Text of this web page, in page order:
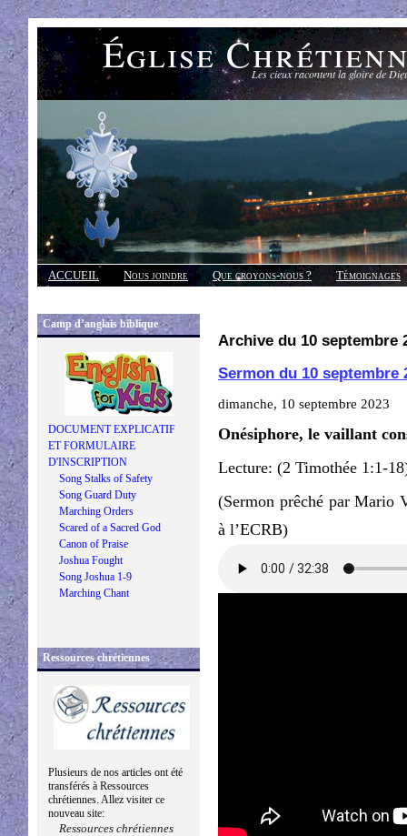
Église Les cieux racontent la gloire de
ACCUEIL Nous joindre Que croyons-nous ?
Témoignages
Réponses
Camp d’anglais biblique
DOCUMENT EXPLICATIF
ET FORMULAIRE
D'INSCRIPTION
Song Stalks of Safety
Song Guard Duty
Marching Orders
Scared of a Sacred God
Canon of Praise
Joshua Fought
Song Joshua 1-9
Marching Chant
Ressources chrétiennes
Plusieurs de nos articles ont été
transférés à Ressources
chrétiennes. Allez visiter ce
nouveau site:
Ressources chrétiennes
Archive du 10 septembre
Sermon du 10 septembre
dimanche, 10 septembre 2023
Onésiphore, le vaillant
Lecture: (2 Timothée 1:1-
(Sermon prêché par Mario
à l’ECRB)